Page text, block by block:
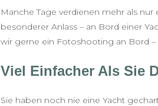
Manche Tage verdienen mehr als
besonderer Anlass – an Bord einer
wir gerne ein Fotoshooting an Bord –
Viel Einfacher Als Sie
Sie haben noch nie eine Yacht